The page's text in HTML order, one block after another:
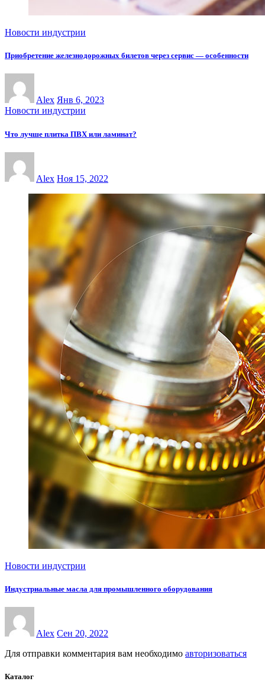
Новости индустрии
Приобретение железнодорожных билетов через сервис — особенности
Alex Янв 6, 2023
Новости индустрии
Что лучше плитка ПВХ или ламинат?
Alex Ноя 15, 2022
Новости индустрии
Индустриальные масла для промышленного оборудования
Alex Сен 20, 2022
Для отправки комментария вам необходимо авторизоваться
Каталог